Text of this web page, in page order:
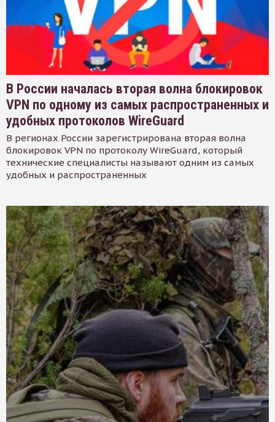
В России началась вторая волна блокировок
VPN по одному из самых распространенных и
удобных протоколов WireGuard
В регионах России зарегистрирована вторая волна
блокировок VPN по протоколу WireGuard, который
технические специалисты называют одним из самых
удобных и распространенных